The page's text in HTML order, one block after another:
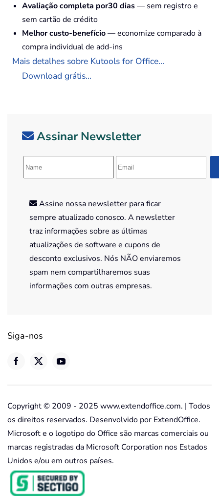
Avaliação completa por30 dias— sem registro e
sem cartão de crédito
Melhor custo-benefício— economize comparado à
compra individual de add-ins
Mais detalhes sobre Kutools for Office...
Download grátis...
Assinar Newsletter
Assine nossa newsletter para ficar
sempre atualizado conosco. A newsletter
traz informações sobre as últimas
atualizações de software e cupons de
desconto exclusivos. Nós NÃO enviaremos
spam nem compartilharemos suas
informações com outras empresas.
Siga-nos
Copyright © 2009 - 2025 www.extendoffice.com. | Todos
os direitos reservados. Desenvolvido por ExtendOffice.
Microsoft e o logotipo do Office são marcas comerciais ou
marcas registradas da Microsoft Corporation nos Estados
Unidos e/ou em outros países.